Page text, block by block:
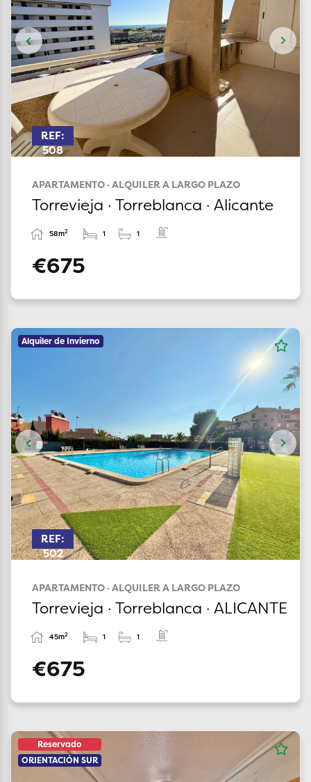
REF:
508
APARTAMENTO · ALQUILER A LARGO PLAZO
Torrevieja · Torreblanca · Alicante
58m2 1 1
€675
Alquiler de Invierno
REF:
502
APARTAMENTO · ALQUILER A LARGO PLAZO
Torrevieja · Torreblanca · ALICANTE
45m2 1 1
€675
Reservado
ORIENTACIÓN SUR